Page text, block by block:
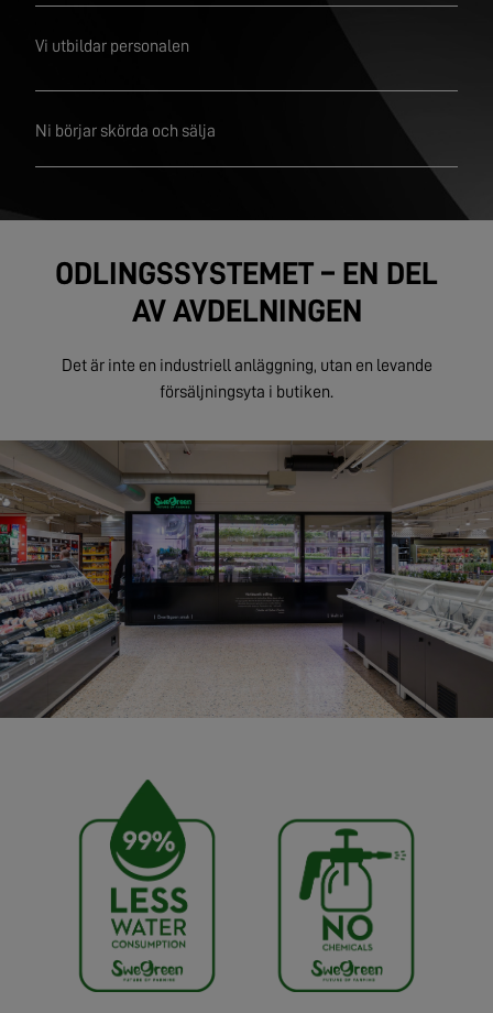
Vi utbildar personalen
Ni börjar skörda och sälja
ODLINGSSYSTEMET – EN DEL
AV AVDELNINGEN
Det är inte en industriell anläggning, utan en levande
försäljningsyta i butiken.